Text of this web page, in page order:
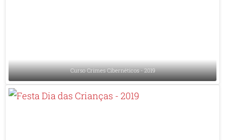
Curso Crimes Cibernéticos - 2019